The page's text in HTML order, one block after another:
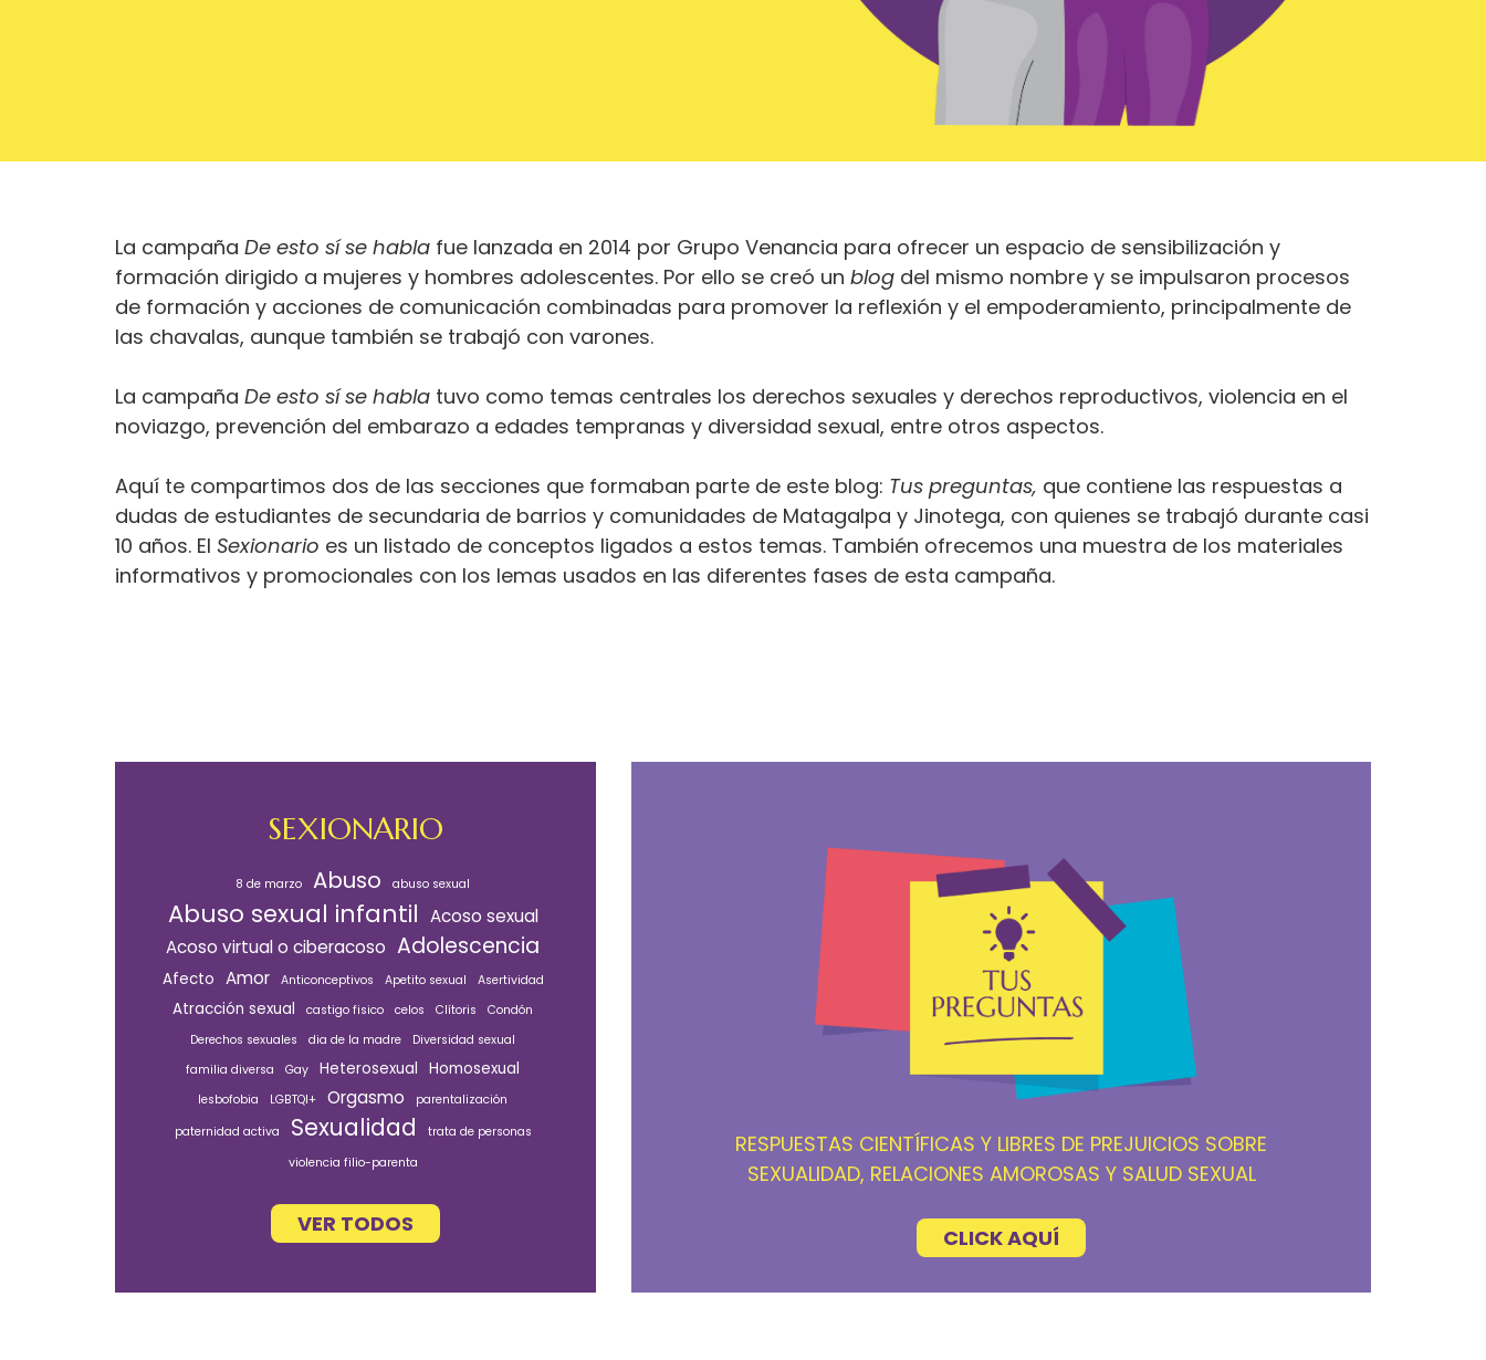
La campaña De esto sí se habla fue lanzada en 2014 por Grupo Venancia para ofrecer un espacio de sensibilización y
formación dirigido a mujeres y hombres adolescentes. Por ello se creó un blog del mismo nombre y se impulsaron procesos
de formación y acciones de comunicación combinadas para promover la reflexión y el empoderamiento, principalmente de
las chavalas, aunque también se trabajó con varones.
La campaña De esto sí se habla tuvo como temas centrales los derechos sexuales y derechos reproductivos, violencia en el
noviazgo, prevención del embarazo a edades tempranas y diversidad sexual, entre otros aspectos.
Aquí te compartimos dos de las secciones que formaban parte de este blog: Tus preguntas, que contiene las respuestas a
dudas de estudiantes de secundaria de barrios y comunidades de Matagalpa y Jinotega, con quienes se trabajó durante casi
10 años. El Sexionario es un listado de conceptos ligados a estos temas. También ofrecemos una muestra de los materiales
informativos y promocionales con los lemas usados en las diferentes fases de esta campaña.
SEXIONARIO
8 de marzo Abuso abuso sexual
Abuso sexual infantil Acoso sexual
Acoso virtual o ciberacoso Adolescencia
Afecto Amor Anticonceptivos Apetito sexual Asertividad
Atracción sexual castigo fisico celos Clítoris
Condón
Derechos sexuales
dia de la madre
Diversidad sexual
familia diversa
Gay Heterosexual Homosexual
lesbofobia LGBTQI+ Orgasmo
parentalización
paternidad activa
Sexualidad
trata de personas
violencia filio-parenta
VER TODOS
RESPUESTAS CIENTÍFICAS Y LIBRES DE PREJUICIOS SOBRE
SEXUALIDAD, RELACIONES AMOROSAS Y SALUD SEXUAL
CLICK AQUÍ